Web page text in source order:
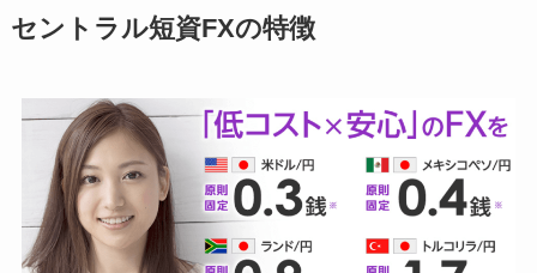
セントラル短資FXの特徴